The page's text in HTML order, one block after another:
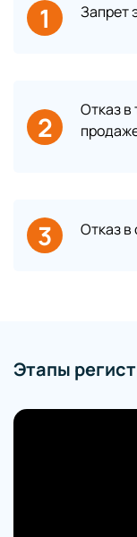
1 Запрет
2
Отказ в
3 Отказ в
Этапы